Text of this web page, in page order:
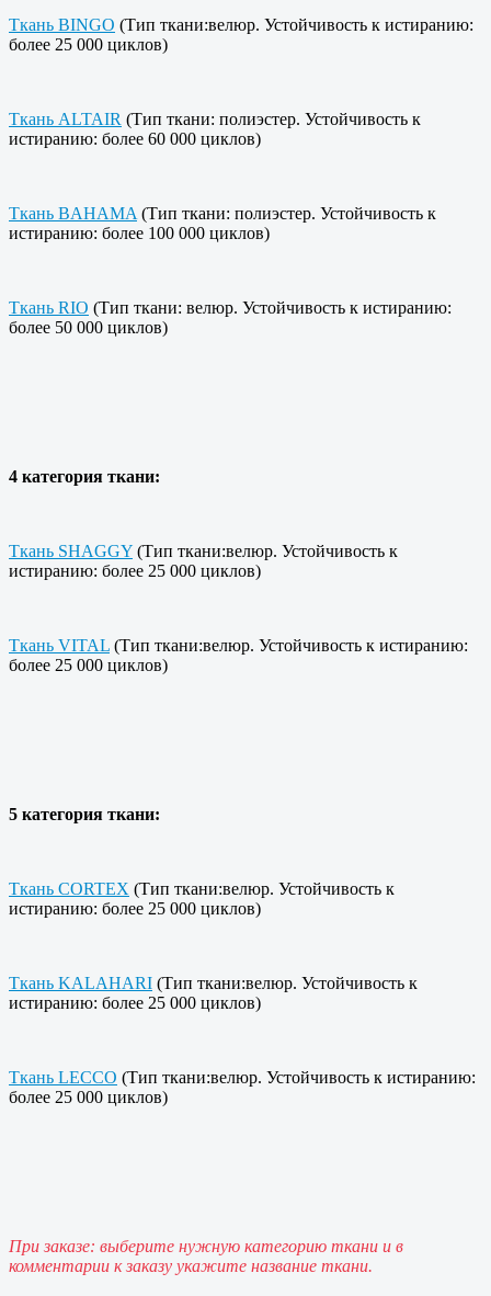
Ткань BINGO (Тип ткани:велюр. Устойчивость к истиранию:
более 25 000 циклов)
Ткань ALTAIR (Тип ткани: полиэстер. Устойчивость к
истиранию: более 60 000 циклов)
Ткань BAHAMA (Тип ткани: полиэстер. Устойчивость к
истиранию: более 100 000 циклов)
Ткань RIO (Тип ткани: велюр. Устойчивость к истиранию:
более 50 000 циклов)
4 категория ткани:
Ткань SHAGGY (Тип ткани:велюр. Устойчивость к
истиранию: более 25 000 циклов)
Ткань VITAL (Тип ткани:велюр. Устойчивость к истиранию:
более 25 000 циклов)
5 категория ткани:
Ткань CORTEX (Тип ткани:велюр. Устойчивость к
истиранию: более 25 000 циклов)
Ткань KALAHARI (Тип ткани:велюр. Устойчивость к
истиранию: более 25 000 циклов)
Ткань LECCO (Тип ткани:велюр. Устойчивость к истиранию:
более 25 000 циклов)
При заказе: выберите нужную категорию ткани и в
комментарии к заказу укажите название ткани.